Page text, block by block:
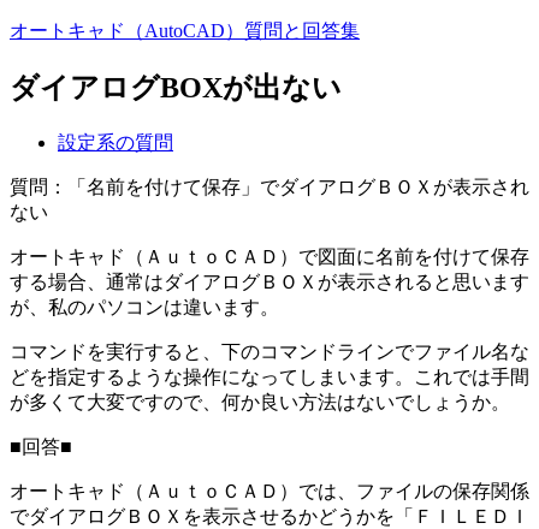
オートキャド（AutoCAD）質問と回答集
ダイアログBOXが出ない
設定系の質問
質問：「名前を付けて保存」でダイアログＢＯＸが表示され
ない
オートキャド（ＡｕｔｏＣＡＤ）で図面に名前を付けて保存
する場合、通常はダイアログＢＯＸが表示されると思います
が、私のパソコンは違います。
コマンドを実行すると、下のコマンドラインでファイル名な
どを指定するような操作になってしまいます。これでは手間
が多くて大変ですので、何か良い方法はないでしょうか。
■回答■
オートキャド（ＡｕｔｏＣＡＤ）では、ファイルの保存関係
でダイアログＢＯＸを表示させるかどうかを「ＦＩＬＥＤＩ